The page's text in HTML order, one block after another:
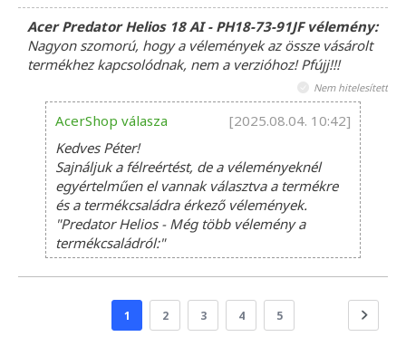
Acer Predator Helios 18 AI - PH18-73-91JF vélemény:
Nagyon szomorú, hogy a vélemények az össze vásárolt
termékhez kapcsolódnak, nem a verzióhoz! Pfújj!!!
Nem hitelesített
AcerShop válasza
[2025.08.04. 10:42]
Kedves Péter!
Sajnáljuk a félreértést, de a véleményeknél
egyértelműen el vannak választva a termékre
és a termékcsaládra érkező vélemények.
"Predator Helios - Még több vélemény a
termékcsaládról:"
1 2 3 4 5